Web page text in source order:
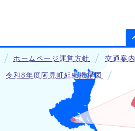
ホームページ運営方針 交通案内
令和8年度阿見町組織機構図